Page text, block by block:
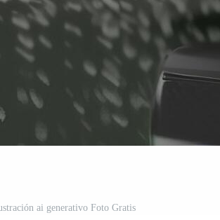
ai generativo Foto Gratis